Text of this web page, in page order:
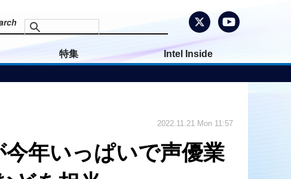
特集 Intel Inside
今年いっぱいで声優業
2022.11.21 Mon 11:57